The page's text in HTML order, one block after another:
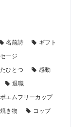
名前詩
ギフト
ージ
ひとつ
感動
退職
エムフリーカップ
焼き物
コップ